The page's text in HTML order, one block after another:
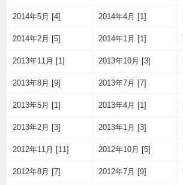
2014年5月 [4] 2014年4月 [1]
2014年2月 [5] 2014年1月 [1]
2013年11月 [1] 2013年10月 [3]
2013年8月 [9] 2013年7月 [7]
2013年5月 [1] 2013年4月 [1]
2013年2月 [3] 2013年1月 [3]
2012年11月 [11] 2012年10月 [5]
2012年8月 [7] 2012年7月 [9]